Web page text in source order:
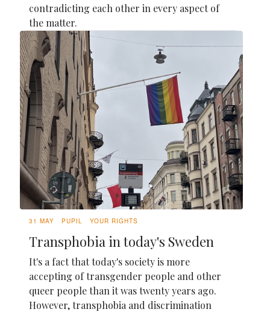
contradicting each other in every aspect of
the matter.
31 MAY PUPIL YOUR RIGHTS
Transphobia in today's Sweden
It's a fact that today's society is more
accepting of transgender people and other
queer people than it was twenty years ago.
However, transphobia and discrimination